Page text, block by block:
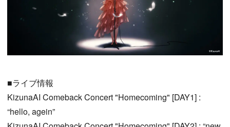
■ライブ情報
KizunaAI Comeback Concert "Homecoming" [DAY1] :
“hello, agein”